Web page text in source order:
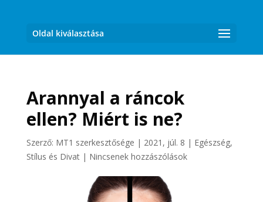
Oldal kiválasztása
Arannyal a ráncok
ellen? Miért is ne?
Szerző: MT1 szerkesztősége | 2021, júl. 8 | Egészség,
Stílus és Divat| Nincsenek hozzászólások